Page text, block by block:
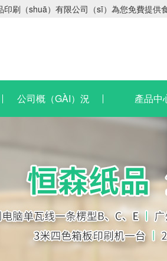
印刷（shuā）有限公司（sī）為您免費提
公司概（GÀI）況 產品中